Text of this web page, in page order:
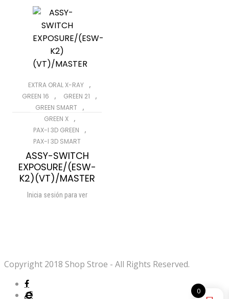
EXTRA ORAL X-RAY ,
GREEN 16 , GREEN 21 ,
GREEN SMART ,
GREEN X ,
PAX-I 3D GREEN ,
PAX-I 3D SMART
ASSY-SWITCH
EXPOSURE/(ESW-
K2)(VT)/MASTER
Inicia sesión para ver
Copyright 2018 Shop Stroe - All Rights Reserved.
0